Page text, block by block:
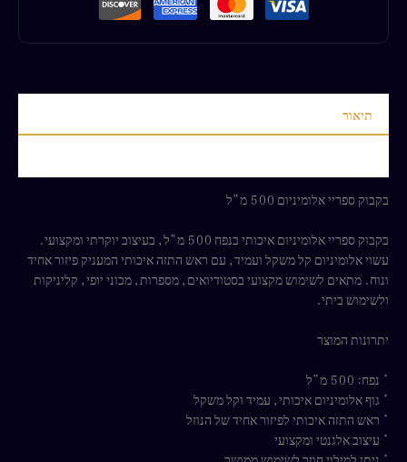
תיאור
בקבוק ספריי אלומיניום 500 מ”ל
בקבוק ספריי אלומיניום איכותי בנפח 500 מ”ל, בעיצוב יוקרתי ומקצועי.
עשוי אלומיניום קל משקל ועמיד, עם ראש התזה איכותי המעניק פיזור אחיד
ונוח. מתאים לשימוש מקצועי בסטודיואים, מספרות, מכוני יופי, קליניקות
ולשימוש ביתי.
יתרונות המוצר
* נפח: 500 מ”ל
* גוף אלומיניום איכותי, עמיד וקל משקל
* ראש התזה איכותי לפיזור אחיד של הנוזל
* עיצוב אלגנטי ומקצועי